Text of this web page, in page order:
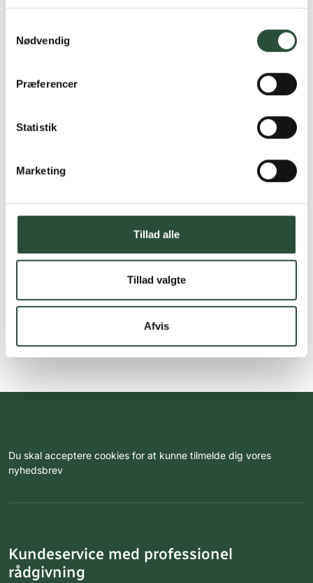
Nødvendig
Præferencer
Statistik
Marketing
Tillad alle
Tillad valgte
Afvis
Du skal acceptere cookies for at kunne tilmelde dig vores
nyhedsbrev
Kundeservice med professionel
rådgivning